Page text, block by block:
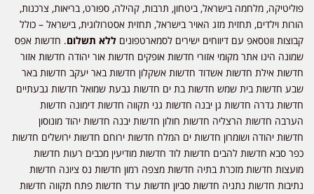
פוליטיקה, מלחמה בישראל, ביטחון, תרבות, קהילה, ספורט, בריאות, צרכנות,
הורות וילדים, תחזית מזג האויר בישראל, תחזית אסטרולוגית, בישראל – כולל
קבוצות ווטסאפ עם דיווחים ישירים לסמארטפונים ללא תשלום. חדשות אפס
שמונה הינו אתר מקומי אזורי חדשות אופקים חדשות אור יהודה חדשות אזור
חדשות אילת חדשות אשדוד חדשות אשקלון חדשות באר יעקב חדשות באר
שבע חדשות בית שמש חדשות בת ים חדשות גבעת שמואל חדשות גבעתיים
חדשות גדרה חדשות גן יבנה חדשות גני תקווה חדשות דימונה חדשות
הערבה חדשות הרצליה חדשות חולון חדשות יבנה חדשות יהוד מונוסון
חדשות יהודה ושומרון חדשות ים המלח חדשות ירוחם חדשות ירושלים חדשות
כפר סבא חדשות להבים חדשות לוד חדשות מודיעין מכבים רעות חדשות
מועצות חדשות מזכרת בתיה חדשות מצפה רמון חדשות נס ציונה חדשות
נתיבות חדשות נתניה חדשות סביון חדשות ערד חדשות פתח תקווה חדשות